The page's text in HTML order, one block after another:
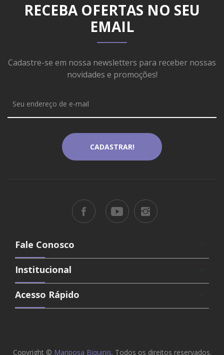
RECEBA OFERTAS NO SEU
EMAIL
Cadastre-se em nossa newsletters para receber nossas
novidades e promoções!
Fale Conosco
Institucional
Acesso Rápido
Copyright © Mariposa Biquinis. Todos os direitos reservados.